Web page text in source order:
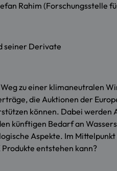
Rahim (Forschungsstelle
seiner Derivate
zu einer klimaneutralen
die Auktionen der
können. Dabei
künftigen Bedarf an
Aspekte. Im
entstehen kann?